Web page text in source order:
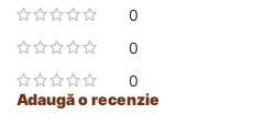
0
0
0
Adaugă o recenzie